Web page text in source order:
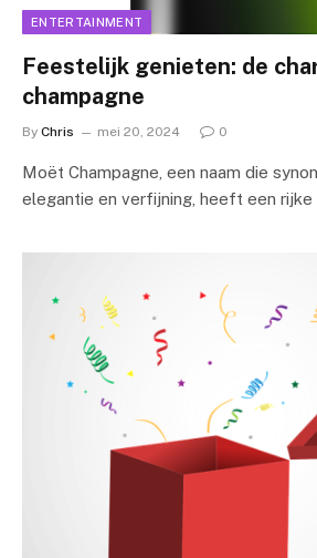
ENTERTAINMENT
Feestelijk genieten: de
champagne
By Chris mei 20, 2024 0
Moët Champagne, een naam die
elegantie en verfijning, heeft een rijke